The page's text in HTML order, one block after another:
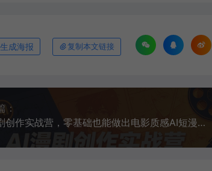
生成海报 复制本文链接
：
AI漫剧创作实战营，零基础也能做出电影质感AI短漫剧，把创意真正落地为可传播的成品